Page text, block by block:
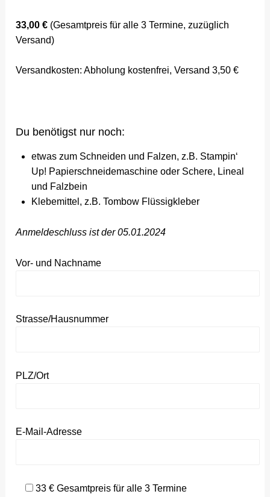
33,00 € (Gesamtpreis für alle 3 Termine, zuzüglich
Versand)
Versandkosten: Abholung kostenfrei, Versand 3,50 €
Du benötigst nur noch:
etwas zum Schneiden und Falzen, z.B. Stampin‘
Up! Papierschneidemaschine oder Schere, Lineal
und Falzbein
Klebemittel, z.B. Tombow Flüssigkleber
Anmeldeschluss ist der 05.01.2024
Vor- und Nachname
Strasse/Hausnummer
PLZ/Ort
E-Mail-Adresse
33 € Gesamtpreis für alle 3 Termine